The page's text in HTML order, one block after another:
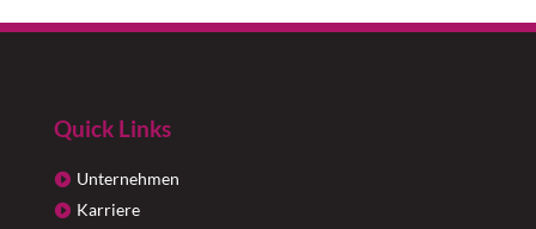
Quick Links
Unternehmen
Karriere